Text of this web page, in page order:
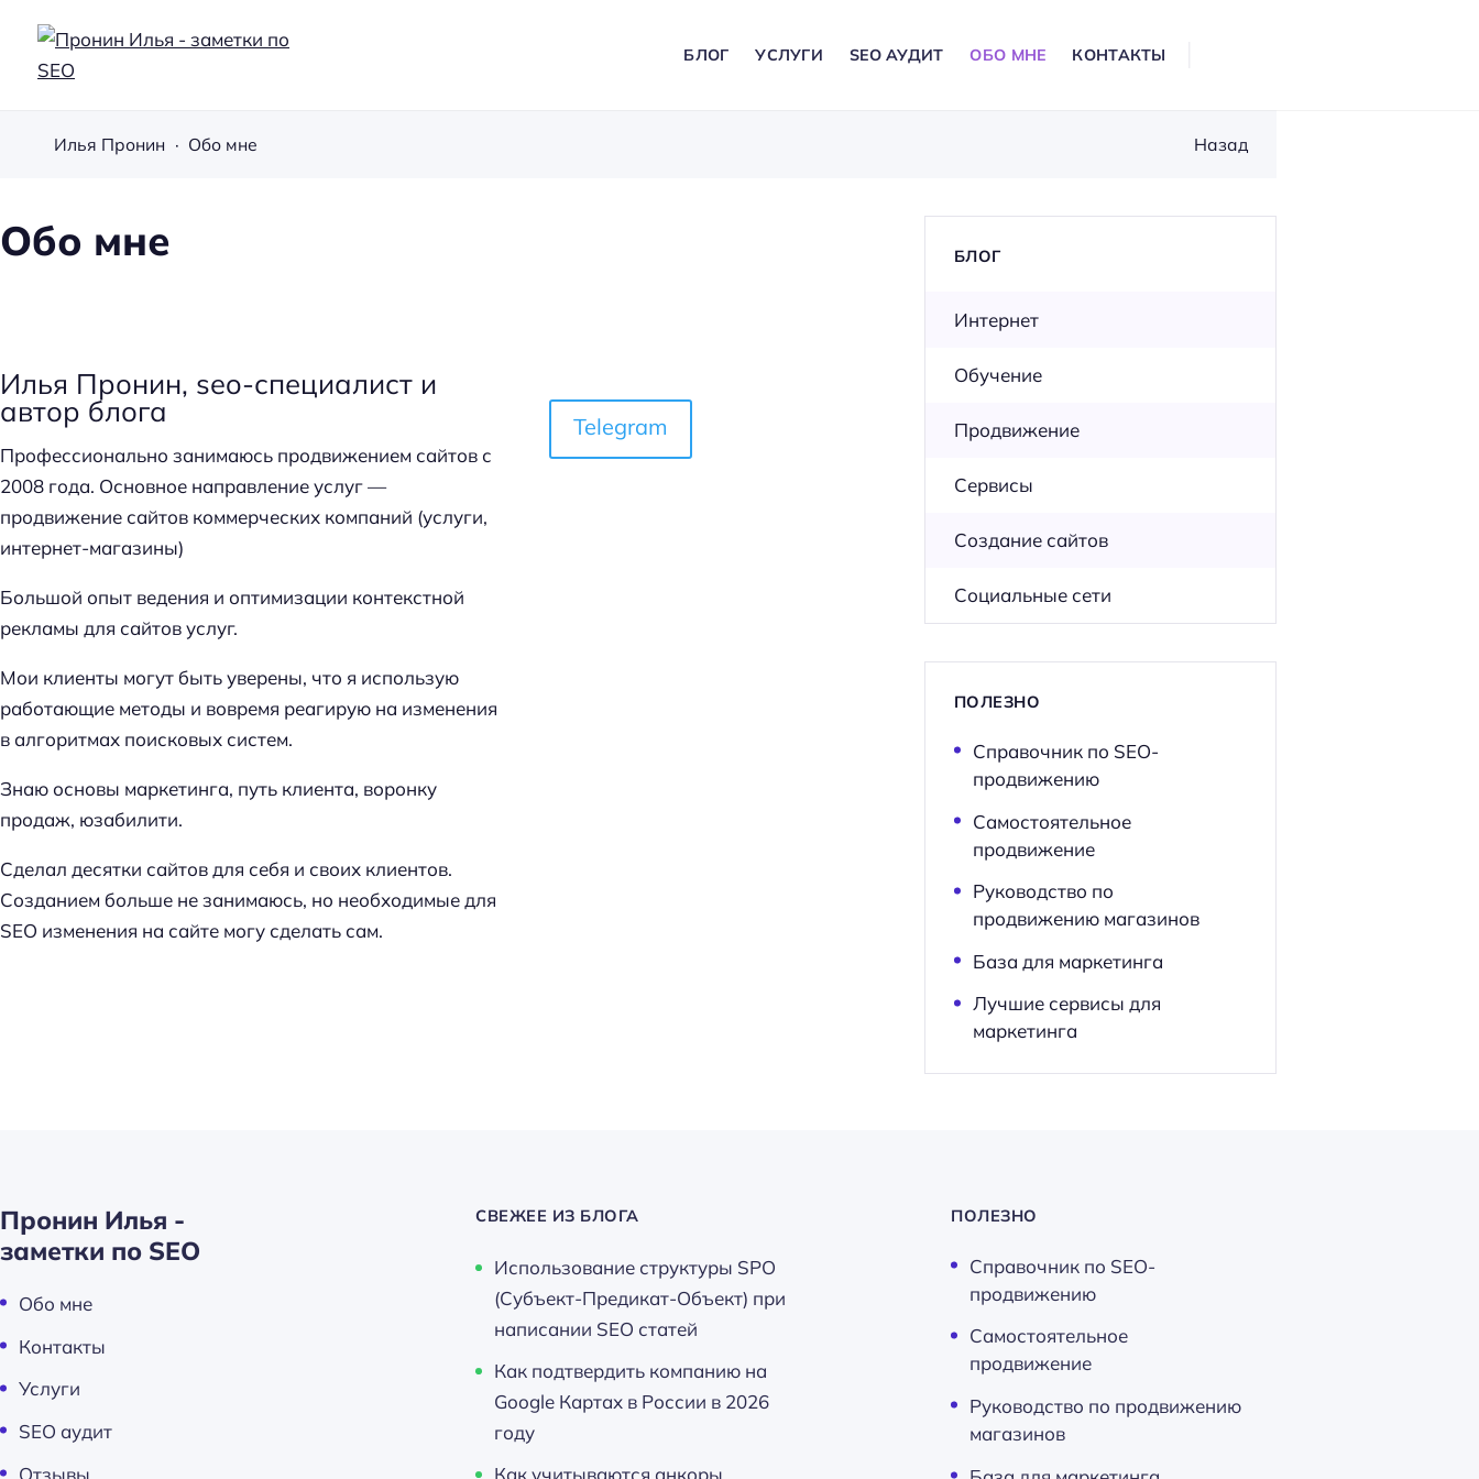
и
н
я
-
а
м
е
т
к
и
о
S
E
БЛОГ УСЛУГИ SEO АУДИТ ОБО МНЕ КОНТАКТЫ
Илья Пронин Обо мне Назад
Обо мне
Илья Пронин, seo-специалист и
автор блога
Профессионально занимаюсь продвижением сайтов с
2008 года. Основное направление услуг —
продвижение сайтов коммерческих компаний (услуги,
интернет-магазины)
Большой опыт ведения и оптимизации контекстной
рекламы для сайтов услуг.
Мои клиенты могут быть уверены, что я использую
работающие методы и вовремя реагирую на изменения
в алгоритмах поисковых систем.
Знаю основы маркетинга, путь клиента, воронку
продаж, юзабилити.
Сделал десятки сайтов для себя и своих клиентов.
Созданием больше не занимаюсь, но необходимые для
SEO изменения на сайте могу сделать сам.
Telegram
БЛОГ
Интернет
Обучение
Продвижение
Сервисы
Создание сайтов
Социальные сети
ПОЛЕЗНО
Справочник по SEO-
продвижению
Самостоятельное
продвижение
Руководство по
продвижению магазинов
База для маркетинга
Лучшие сервисы для
маркетинга
Пронин Илья -
заметки по SEO
Обо мне
Контакты
Услуги
SEO аудит
Отзывы
СВЕЖЕЕ ИЗ БЛОГА
Использование структуры SPO
(Субъект-Предикат-Объект) при
написании SEO статей
Как подтвердить компанию на
Google Картах в России в 2026
году
ПОЛЕЗНО
Справочник по SEO-
продвижению
Самостоятельное
продвижение
Руководство по продвижению
магазинов
Н
а